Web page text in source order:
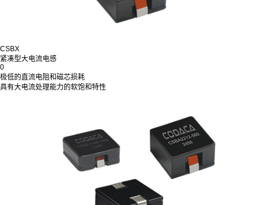
CSBX
紧凑型大电流电感
0
极低的直流电阻和磁芯损耗
具有大电流处理能力的软饱和特性